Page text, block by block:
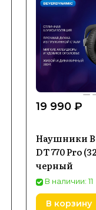
19 990 ₽
Наушники
DT 770 Pro
черный
В наличии: 11
В корзину